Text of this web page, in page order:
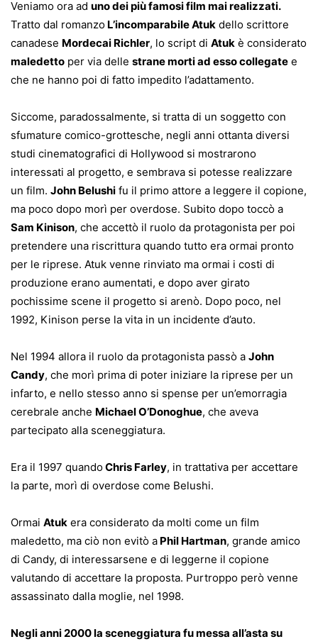
Veniamo ora ad uno dei più famosi film mai realizzati.
Tratto dal romanzo L’incomparabile Atuk dello scrittore
canadese Mordecai Richler, lo script di Atuk è considerato
maledetto per via delle strane morti ad esso collegate e
che ne hanno poi di fatto impedito l’adattamento.
Siccome, paradossalmente, si tratta di un soggetto con
sfumature comico-grottesche, negli anni ottanta diversi
studi cinematografici di Hollywood si mostrarono
interessati al progetto, e sembrava si potesse realizzare
un film. John Belushi fu il primo attore a leggere il copione,
ma poco dopo morì per overdose. Subito dopo toccò a
Sam Kinison, che accettò il ruolo da protagonista per poi
pretendere una riscrittura quando tutto era ormai pronto
per le riprese. Atuk venne rinviato ma ormai i costi di
produzione erano aumentati, e dopo aver girato
pochissime scene il progetto si arenò. Dopo poco, nel
1992, Kinison perse la vita in un incidente d’auto.
Nel 1994 allora il ruolo da protagonista passò a John
Candy, che morì prima di poter iniziare la riprese per un
infarto, e nello stesso anno si spense per un’emorragia
cerebrale anche Michael O’Donoghue, che aveva
partecipato alla sceneggiatura.
Era il 1997 quandoChris Farley, in trattativa per accettare
la parte, morì di overdose come Belushi.
Ormai Atuk era considerato da molti come un film
maledetto, ma ciò non evitò a Phil Hartman, grande amico
di Candy, di interessarsene e di leggerne il copione
valutando di accettare la proposta. Purtroppo però venne
assassinato dalla moglie, nel 1998.
Negli anni 2000 la sceneggiatura fu messa all’asta su